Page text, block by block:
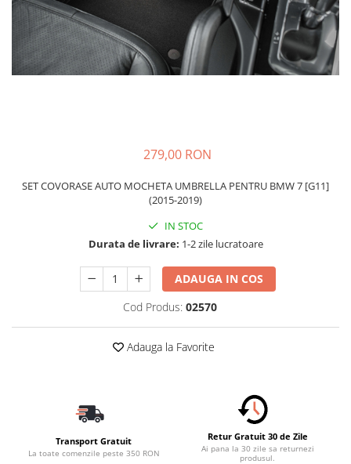
Butoane Semnalizare
Schimbatoare Viteze
Accesorii Auto
Accesorii Auto Exterior
Inchidere Centralizata
Tavite Portbagaj Dedicate
Covorase Auto/ Presuri Auto
Accesorii Siguranta Auto
Incarcatoare Auto
Accesorii pentru Roti si Anvelope
Husa Anvelope
279,00 RON
SET COVORASE AUTO MOCHETA UMBRELLA PENTRU BMW 7 [G11]
(2015-2019)
IN STOC
Durata de livrare: 1-2 zile lucratoare
ADAUGA IN COS
Cod Produs: 02570
Adauga la Favorite
Transport Gratuit
La toate comenzile peste 350 RON
Retur Gratuit 30 de Zile
Ai pana la 30 zile sa returnezi
produsul.